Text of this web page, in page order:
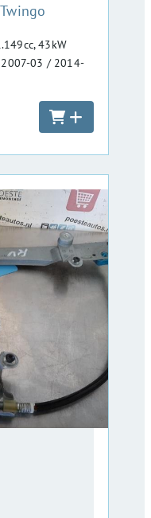
Twingo
43kW
2007-03 / 2014-